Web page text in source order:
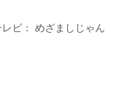
ビ： めざましじゃん